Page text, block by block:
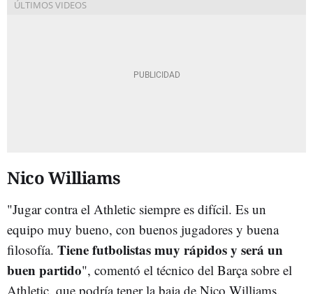
Nico Williams
"Jugar contra el Athletic siempre es difícil. Es un
equipo muy bueno, con buenos jugadores y buena
filosofía. Tiene futbolistas muy rápidos y será un
buen partido", comentó el técnico del Barça sobre el
Athletic, que podría tener la baja de Nico Williams.